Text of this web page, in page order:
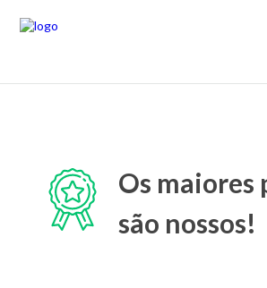
Os maiores
são nossos!